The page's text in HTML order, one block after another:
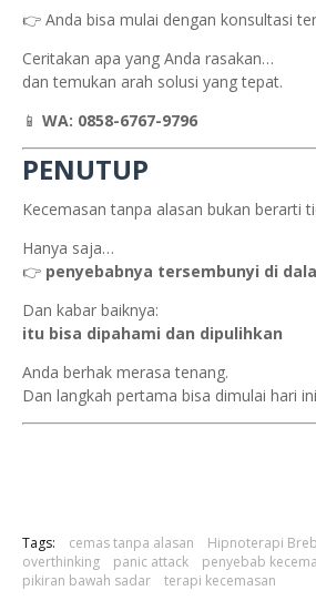
👉 Anda bisa mulai dengan konsultasi
Ceritakan apa yang Anda rasakan…
dan temukan arah solusi yang tepat.
📱 WA: 0858-6767-9796
PENUTUP
Kecemasan tanpa alasan bukan berarti
Hanya saja…
👉 penyebabnya tersembunyi di
Dan kabar baiknya:
itu bisa dipahami dan dipulihkan
Anda berhak merasa tenang.
Dan langkah pertama bisa dimulai hari
Tags: cemas tanpa alasan Hipnoterapi
overthinking
panic attack
penyebab
pikiran bawah sadar
terapi kecemasan